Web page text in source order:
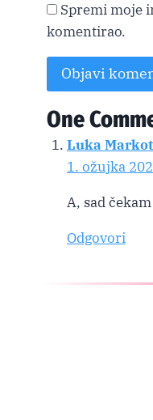
Spremi moje
komentirao.
Alternative:
One
Luka
1. ožujka
A, sad
Odgovori